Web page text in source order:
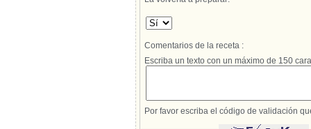
Comentarios de la receta :
Escriba un texto con un máximo de 150
Por favor escriba el código de validación